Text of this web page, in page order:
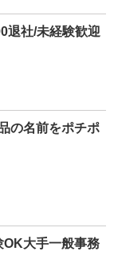
退社/未経験歓迎
の名前をポチポ
OK大手一般事務